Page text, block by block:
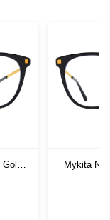
Mykita